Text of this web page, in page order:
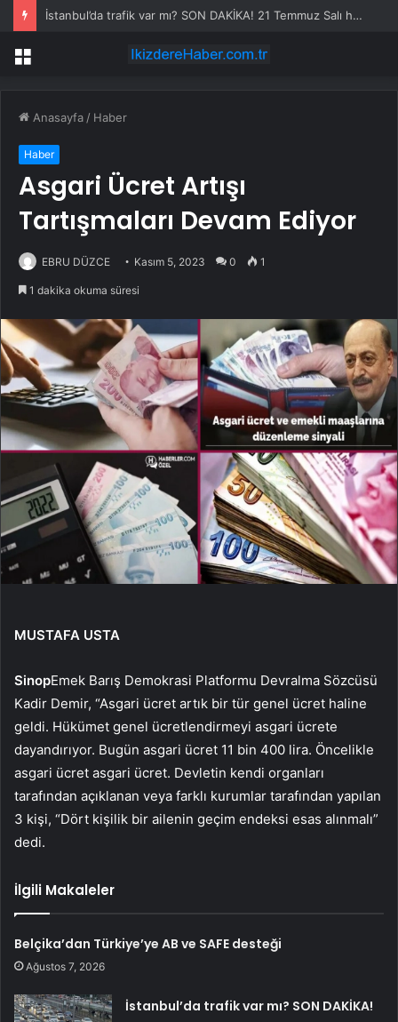
İstanbul’da trafik var mı? SON DAKİKA! 21 Temmuz Salı hangi ilçelerde trafik var, hangi yollar kapalı?
Menü
Anasayfa / Haber
Haber
Asgari Ücret Artışı
Tartışmaları Devam Ediyor
EBRU DÜZCE Kasım 5, 2023 0 1
1 dakika okuma süresi
MUSTAFA USTA
SinopEmek Barış Demokrasi Platformu Devralma Sözcüsü
Kadir Demir, “Asgari ücret artık bir tür genel ücret haline
geldi. Hükümet genel ücretlendirmeyi asgari ücrete
dayandırıyor. Bugün asgari ücret 11 bin 400 lira. Öncelikle
asgari ücret asgari ücret. Devletin kendi organları
tarafından açıklanan veya farklı kurumlar tarafından yapılan
3 kişi, “Dört kişilik bir ailenin geçim endeksi esas alınmalı”
dedi.
İlgili Makaleler
Belçika’dan Türkiye’ye AB ve SAFE desteği
Ağustos 7, 2026
İstanbul’da trafik var mı? SON DAKİKA!